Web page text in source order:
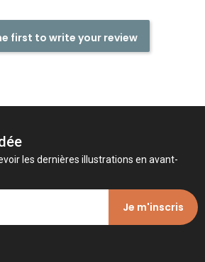
first to write your review
les dernières illustrations en avant-
Je m'inscris